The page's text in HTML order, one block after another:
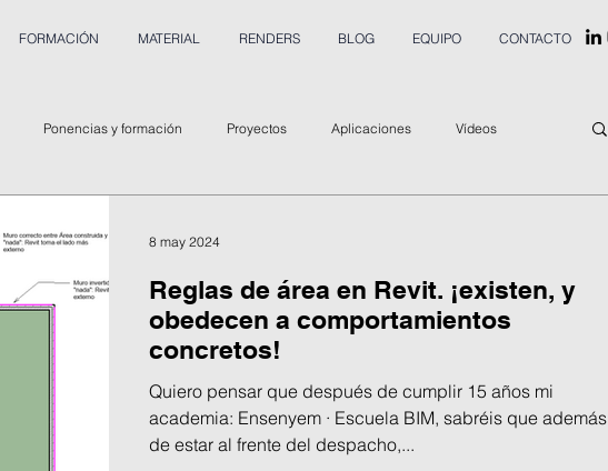
FORMACIÓN MATERIAL RENDERS BLOG EQUIPO CONTACTO
Ponencias y formación Proyectos Aplicaciones Vídeos
Reglas de área en Revit. ¡existen, y
obedecen a comportamientos
concretos!
Quiero pensar que después de cumplir 15 años mi
academia: Ensenyem · Escuela BIM, sabréis que además
de estar al frente del despacho,...
8 may 2024